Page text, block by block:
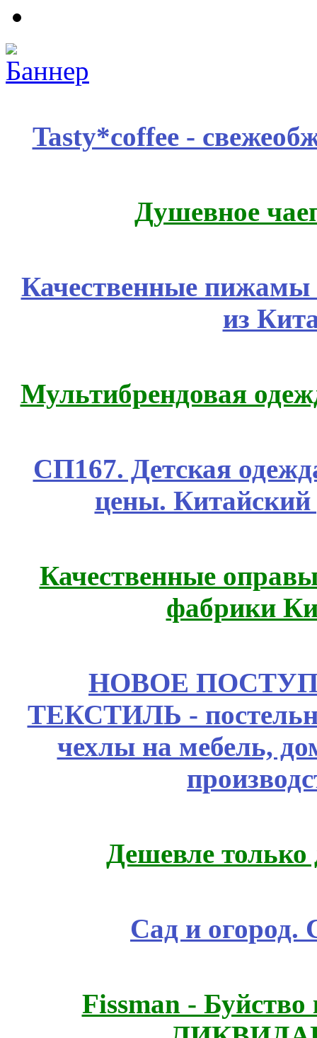
Tasty*coffee -
Душевное
Качественные пижамы
из
Мультибрендовая
СП167. Детская
цены.
Качественные
фабрики
НОВОЕ
ТЕКСТИЛЬ -
чехлы на мебель,
Дешевле
Сад и огород.
Fissmаn -